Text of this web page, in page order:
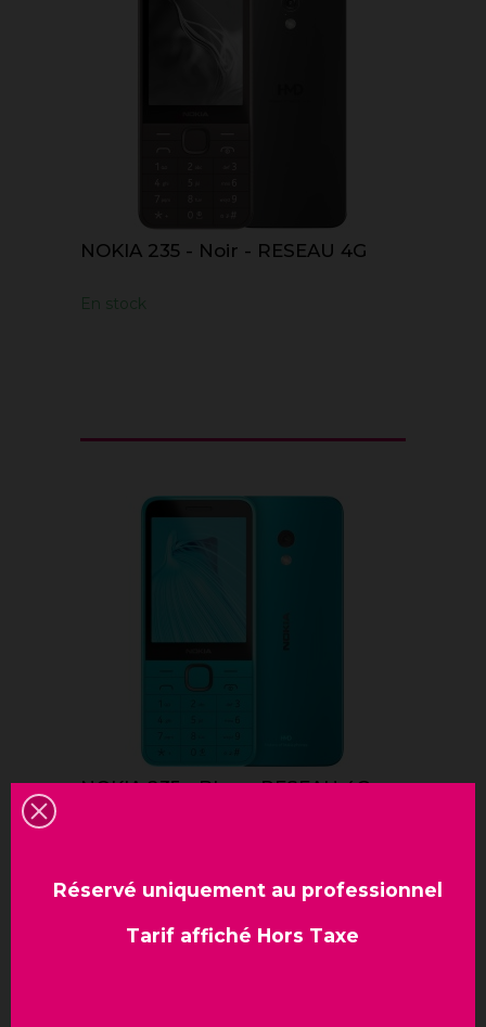
NOKIA 235 - Noir - RESEAU 4G
En stock
NOKIA 235 - Bleu - RESEAU 4G
Réservé uniquement au professionnel
Tarif affiché Hors Taxe